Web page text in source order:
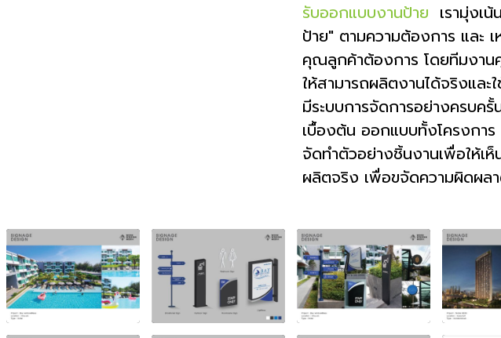
รับออกแบบงานป้าย เรามุ่งเ
ป้าย" ตามความต้องการ และ
คุณลูกค้าต้องการ โดยทีมงา
ให้สามารถผลิตงานได้จริงและ
มีระบบการจัดการอย่างครบค
เบื้องต้น ออกแบบทั้งโครงการ
จัดทำตัวอย่างชิ้นงานเพื่อให้เ
ผลิตจริง เพื่อขจัดความผิดผล